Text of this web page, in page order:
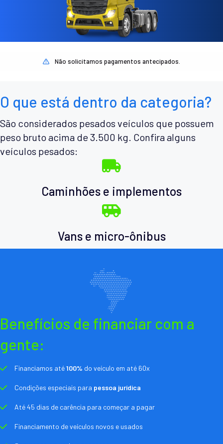
Não solicitamos pagamentos antecipados.
O que está dentro da categoria?
São considerados pesados veículos que possuem
peso bruto acima de 3.500 kg. Confira alguns
veículos pesados:
Caminhões e implementos
Vans e micro-ônibus
Benefícios de financiar com a
gente:
Financiamos até100% do veículo em até 60x
Condições especiais para pessoa jurídica
Até 45 dias de carência para começar a pagar
Financiamento de veículos novos e usados